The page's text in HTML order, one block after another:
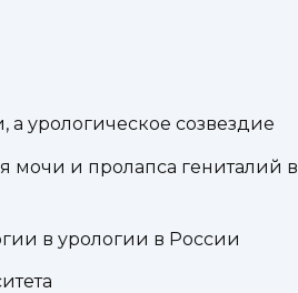
а урологическое созвездие
и пролапса гениталий в
в урологии в России